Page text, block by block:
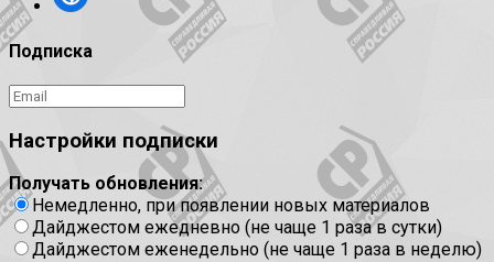
Подписка
Настройки подписки
Получать обновления:
Немедленно, при появлении новых материалов
Дайджестом ежедневно (не чаще 1 раза в сутки)
Дайджестом еженедельно (не чаще 1 раза в неделю)